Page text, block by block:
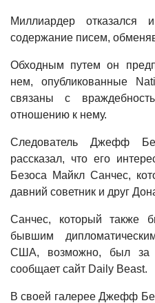
Миллиардер отказался
содержание писем,
Обходным путем он
нем, опубликованные
связаны с
отношению к нему.
Следователь Джефф
рассказал, что его
Безоса Майкл Санчес,
давний советник и друг
Санчес, который также
бывшим
США, возможно, был за
сообщает сайт Daily Beast.
В своей галерее Джефф